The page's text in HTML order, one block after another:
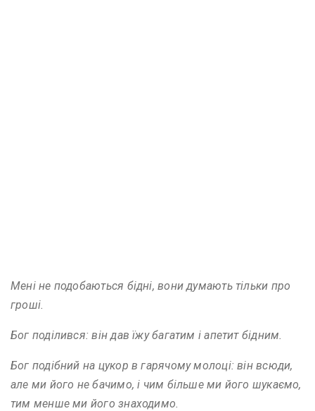
Мені не подобаються бідні, вони думають тільки про
гроші.
Бог поділився: він дав їжу багатим і апетит бідним.
Бог подібний на цукор в гарячому молоці: він всюди,
але ми його не бачимо, і чим більше ми його шукаємо,
тим менше ми його знаходимо.